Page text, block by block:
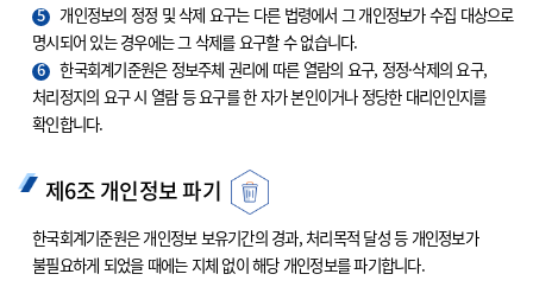
5
개인정보의 정정 및 삭제 요구는 다른 법령에서 그 개인정보가 수집 대상으로
명시되어 있는 경우에는 그 삭제를 요구할 수 없습니다.
6
한국회계기준원은 정보주체 권리에 따른 열람의 요구, 정정·삭제의 요구,
처리정지의 요구 시 열람 등 요구를 한 자가 본인이거나 정당한 대리인인지를
확인합니다.
제6조 개인정보 파기
한국회계기준원은 개인정보 보유기간의 경과, 처리목적 달성 등 개인정보가
불필요하게 되었을 때에는 지체 없이 해당 개인정보를 파기합니다.